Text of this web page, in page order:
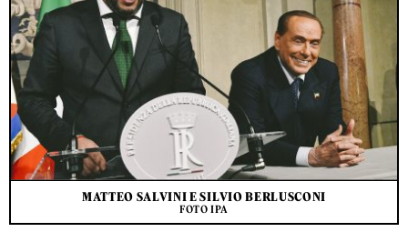
MATTEO SALVINI E SILVIO BERLUSCONI
FOTO IPA